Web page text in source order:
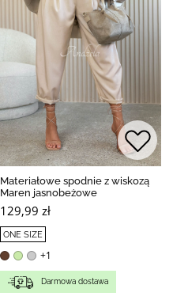
Materiałowe spodnie z wiskozą
Maren jasnobeżowe
129,99 zł
ONE SIZE
+1
Darmowa dostawa